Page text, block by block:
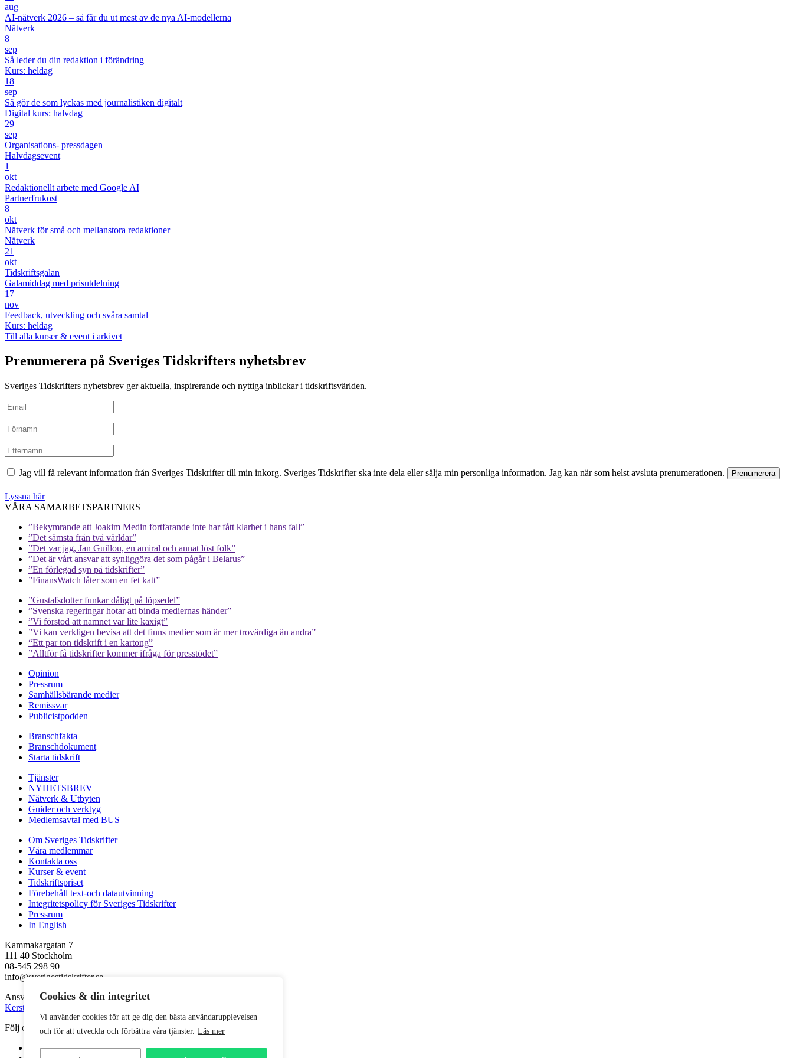
Cookies & din integritet
Vi använder cookies för att ge dig den bästa användarupplevelsen
och för att utveckla och förbättra våra tjänster. Läs mer
aug
AI-nätverk 2026 – så får du ut mest av de nya AI-modellerna
Nätverk
8
sep
Så leder du din redaktion i förändring
Kurs: heldag
18
sep
Så gör de som lyckas med journalistiken digitalt
Digital kurs: halvdag
29
sep
Organisations- pressdagen
Halvdagsevent
1
okt
Redaktionellt arbete med Google AI
Partnerfrukost
8
okt
Nätverk för små och mellanstora redaktioner
Nätverk
21
okt
Tidskriftsgalan
Galamiddag med prisutdelning
17
nov
Feedback, utveckling och svåra samtal
Kurs: heldag
Till alla kurser & event i arkivet
Prenumerera på Sveriges Tidskrifters nyhetsbrev
Sveriges Tidskrifters nyhetsbrev ger aktuella, inspirerande och nyttiga inblickar i tidskriftsvärlden.
Jag vill få relevant information från Sveriges Tidskrifter till min inkorg. Sveriges Tidskrifter ska inte dela eller sälja min personliga information. Jag kan när som helst avsluta prenumerationen.
Lyssna här
VÅRA SAMARBETSPARTNERS
”Bekymrande att Joakim Medin fortfarande inte har fått klarhet i hans fall”
”Det sämsta från två världar”
”Det var jag, Jan Guillou, en amiral och annat löst folk”
”Det är vårt ansvar att synliggöra det som pågår i Belarus”
”En förlegad syn på tidskrifter”
”FinansWatch låter som en fet katt”
”Gustafsdotter funkar dåligt på löpsedel”
”Svenska regeringar hotar att binda mediernas händer”
”Vi förstod att namnet var lite kaxigt”
”Vi kan verkligen bevisa att det finns medier som är mer trovärdiga än andra”
“Ett par ton tidskrift i en kartong”
”Alltför få tidskrifter kommer ifråga för presstödet”
Opinion
Pressrum
Samhällsbärande medier
Remissvar
Publicistpodden
Branschfakta
Branschdokument
Starta tidskrift
Tjänster
NYHETSBREV
Nätverk & Utbyten
Guider och verktyg
Medlemsavtal med BUS
Om Sveriges Tidskrifter
Våra medlemmar
Kontakta oss
Kurser & event
Tidskriftspriset
Förebehåll text-och datautvinning
Integritetspolicy för Sveriges Tidskrifter
Pressrum
In English
Kammakargatan 7
111 40 Stockholm
08-545 298 90
info@sverigestidskrifter.se
Ansvarig utgivare
Kerstin Neld
Följ oss
Facebook